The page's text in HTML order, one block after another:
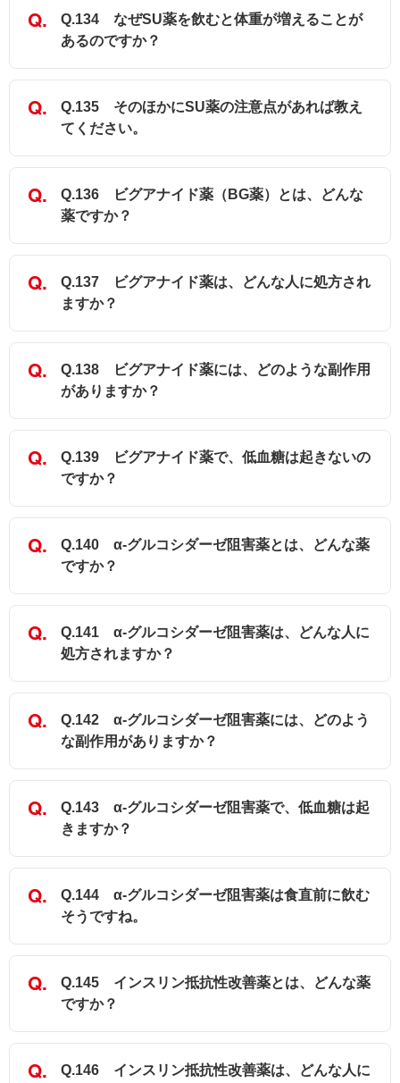
Q.134 なぜSU薬を飲むと体重が増えることが
あるのですか？
Q.135 そのほかにSU薬の注意点があれば教え
てください。
Q.136 ビグアナイド薬（BG薬）とは、どんな
薬ですか？
Q.137 ビグアナイド薬は、どんな人に処方され
ますか？
Q.138 ビグアナイド薬には、どのような副作用
がありますか？
Q.139 ビグアナイド薬で、低血糖は起きないの
ですか？
Q.140 α-グルコシダーゼ阻害薬とは、どんな薬
ですか？
Q.141 α-グルコシダーゼ阻害薬は、どんな人に
処方されますか？
Q.142 α-グルコシダーゼ阻害薬には、どのよう
な副作用がありますか？
Q.143 α-グルコシダーゼ阻害薬で、低血糖は起
きますか？
Q.144 α-グルコシダーゼ阻害薬は食直前に飲む
そうですね。
Q.145 インスリン抵抗性改善薬とは、どんな薬
ですか？
Q.146 インスリン抵抗性改善薬は、どんな人に